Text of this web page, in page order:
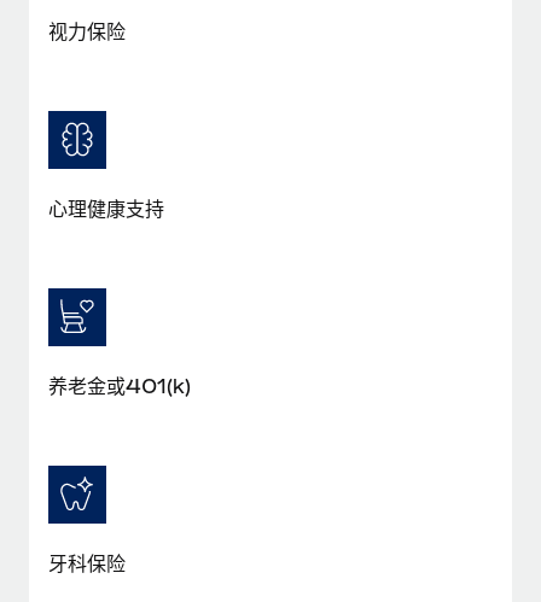
视力保险
心理健康支持
养老金或401(k)
牙科保险